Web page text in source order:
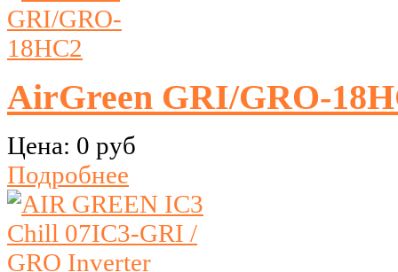
AirGreen GRI/GRO-
Цена: 0 руб
Подробнее